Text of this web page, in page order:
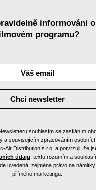
informováni o
programu?
souhlasím se zasíláním
a souvisejícím zpracováním
Air Distribution s.r.o. a potvrzuji, že
údajů , textu rozumím a
uvedená, zejména právo na
přímého marketingu.